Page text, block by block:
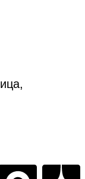
ица,